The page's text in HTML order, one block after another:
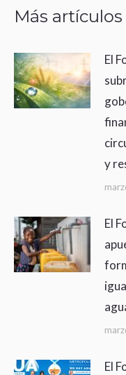
Más artículos
El
y
El
El